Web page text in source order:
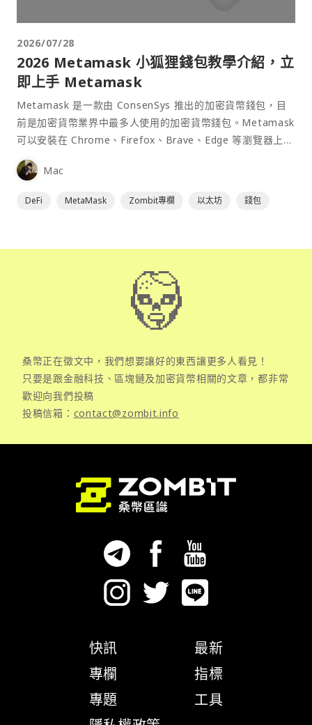
2026/07/28
2026 Metamask 小狐狸錢包教學介紹，立
即上手 Metamask
Metamask 是一款由 ConsenSys 推出的加密貨幣錢包，目
前是加密貨幣業界中最多人使用的加密貨幣錢包。Metamask
可以安裝在 Chrome、Firefox、Brave、Edge 等瀏覽器上作
為插件使用，具備許多功能且使用上非常方便。
Mac
DeFi MetaMask Zombit專欄 以太坊 錢包
桑幣正在徵文中，我們想要讓好的東西讓更多人看見！
只要是跟金融科技、區塊鏈及加密貨幣相關的文章，都非常
歡迎向我們投稿
投稿信箱： contact@zombit.info
快訊
專欄
專題
最新
指標
工具